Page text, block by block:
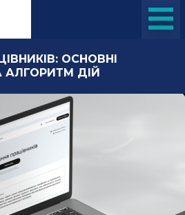
ОСНОВНІ
АЛГОРИТМ ДІЙ